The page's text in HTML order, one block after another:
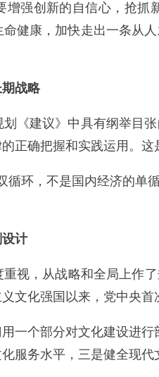
创新的自信心，抢抓
健康，加快走出一条从
战略
建议》中具有纲举目张
正确把握和实践运用。
环，不是国内经济的单
计
，从战略和全局上作了
文化强国以来，党中央首
个部分对文化建设进行
服务水平，三是健全现代